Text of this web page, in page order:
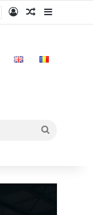
Log InArticolSidebar